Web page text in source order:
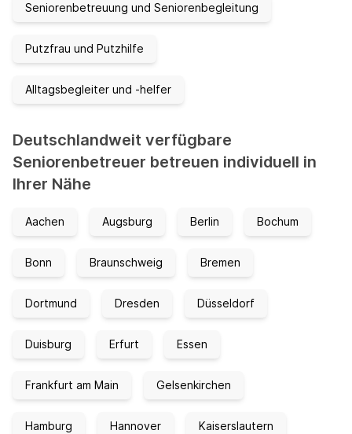
Seniorenbetreuung und Seniorenbegleitung
Putzfrau und Putzhilfe
Alltagsbegleiter und -helfer
Deutschlandweit verfügbare
Seniorenbetreuer betreuen individuell in
Ihrer Nähe
Aachen Augsburg Berlin Bochum
Bonn Braunschweig Bremen
Dortmund Dresden Düsseldorf
Duisburg Erfurt Essen
Frankfurt am Main Gelsenkirchen
Hamburg Hannover Kaiserslautern